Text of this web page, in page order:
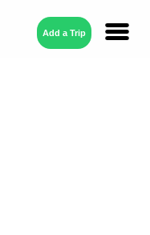
Add a Trip